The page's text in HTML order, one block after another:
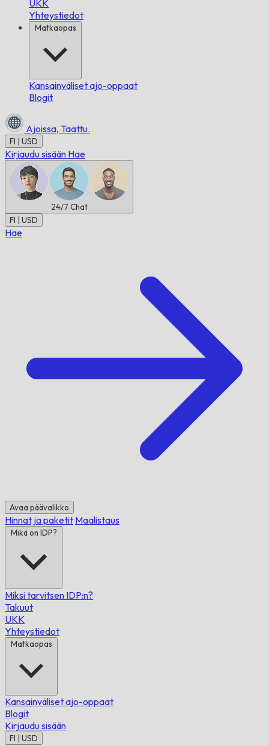
UKK
Yhteystiedot
Matkaopas
Kansainväliset ajo-oppaat
Blogit
Ajoissa, Taattu.
FI | USD
Kirjaudu sisään Hae
24/7 Chat
FI | USD
Hae
Avaa päävalikko
Hinnat ja paketit Maalistaus
Mikä on IDP?
Miksi tarvitsen IDP:n?
Takuut
UKK
Yhteystiedot
Matkaopas
Kansainväliset ajo-oppaat
Blogit
Kirjaudu sisään
FI | USD